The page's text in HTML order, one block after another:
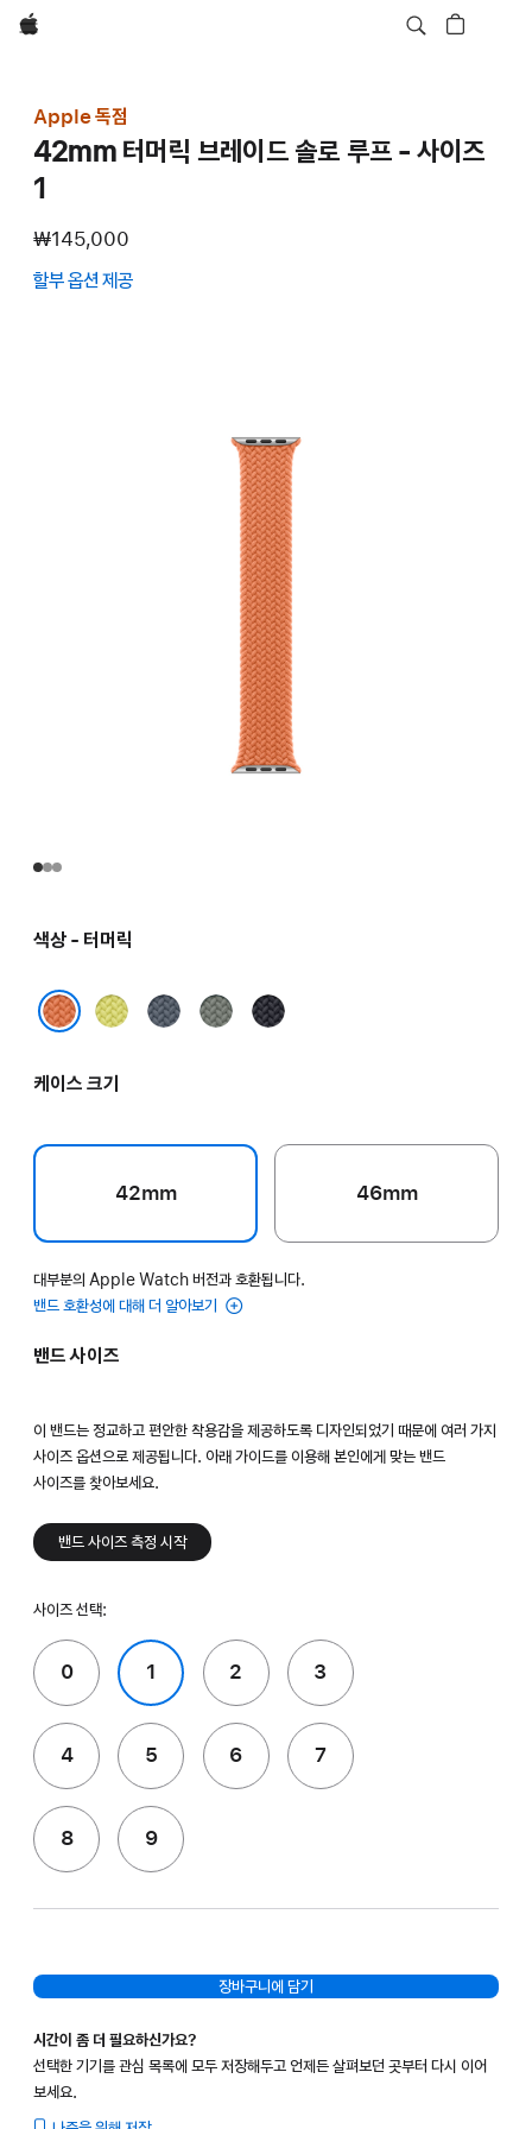
Apple
Apple 독점
42mm 터머릭 브레이드 솔로 루프 - 사이즈
1
₩145,000
할부 옵션 제공
색상 - 터머릭
네온
앵커
그린
미드나이트
케이스 크기
42mm 46mm
대부분의 Apple Watch 버전과 호환됩니다.
밴드 호환성에 대해 더 알아보기
밴드 사이즈
이 밴드는 정교하고 편안한 착용감을 제공하도록 디자인되었기 때문에 여러 가지
사이즈 옵션으로 제공됩니다. 아래 가이드를 이용해 본인에게 맞는 밴드
사이즈를 찾아보세요.
밴드 사이즈 측정 시작
사이즈 선택:
0 1 2 3
4 5 6 7
8 9
장바구니에 담기
시간이 좀 더 필요하신가요?
선택한 기기를 관심 목록에 모두 저장해두고 언제든 살펴보던 곳부터 다시 이어
보세요.